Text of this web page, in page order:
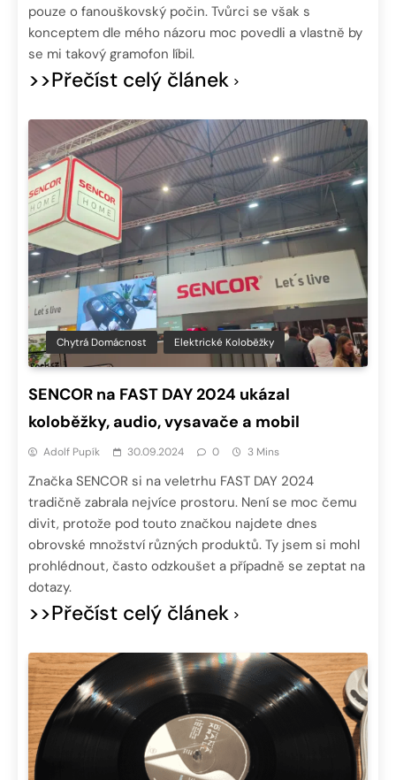
pouze o fanouškovský počin. Tvůrci se však s
konceptem dle mého názoru moc povedli a vlastně by
se mi takový gramofon líbil.
>>Přečíst celý článek
Chytrá Domácnost Elektrické Koloběžky
SENCOR na FAST DAY 2024 ukázal
koloběžky, audio, vysavače a mobil
Adolf Pupík 30.09.2024 0 3 Mins
Značka SENCOR si na veletrhu FAST DAY 2024
tradičně zabrala nejvíce prostoru. Není se moc čemu
divit, protože pod touto značkou najdete dnes
obrovské množství různých produktů. Ty jsem si mohl
prohlédnout, často odzkoušet a případně se zeptat na
dotazy.
>>Přečíst celý článek